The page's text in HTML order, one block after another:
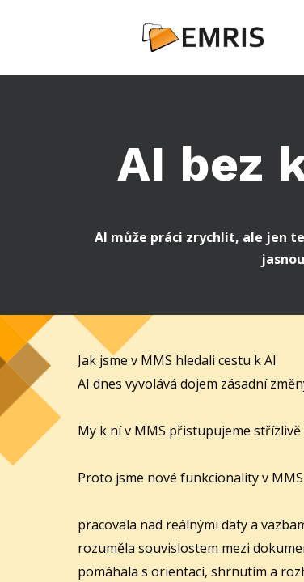
AI bez
AI může práci zrychlit, ale jen
Jak jsme v MMS hledali cestu k AI
AI dnes vyvolává dojem zásadní
My k ní v MMS přistupujeme
Proto jsme nové funkcionality v
pracovala nad reálnými daty a
rozuměla souvislostem mezi
pomáhala s orientací, shrnutím a